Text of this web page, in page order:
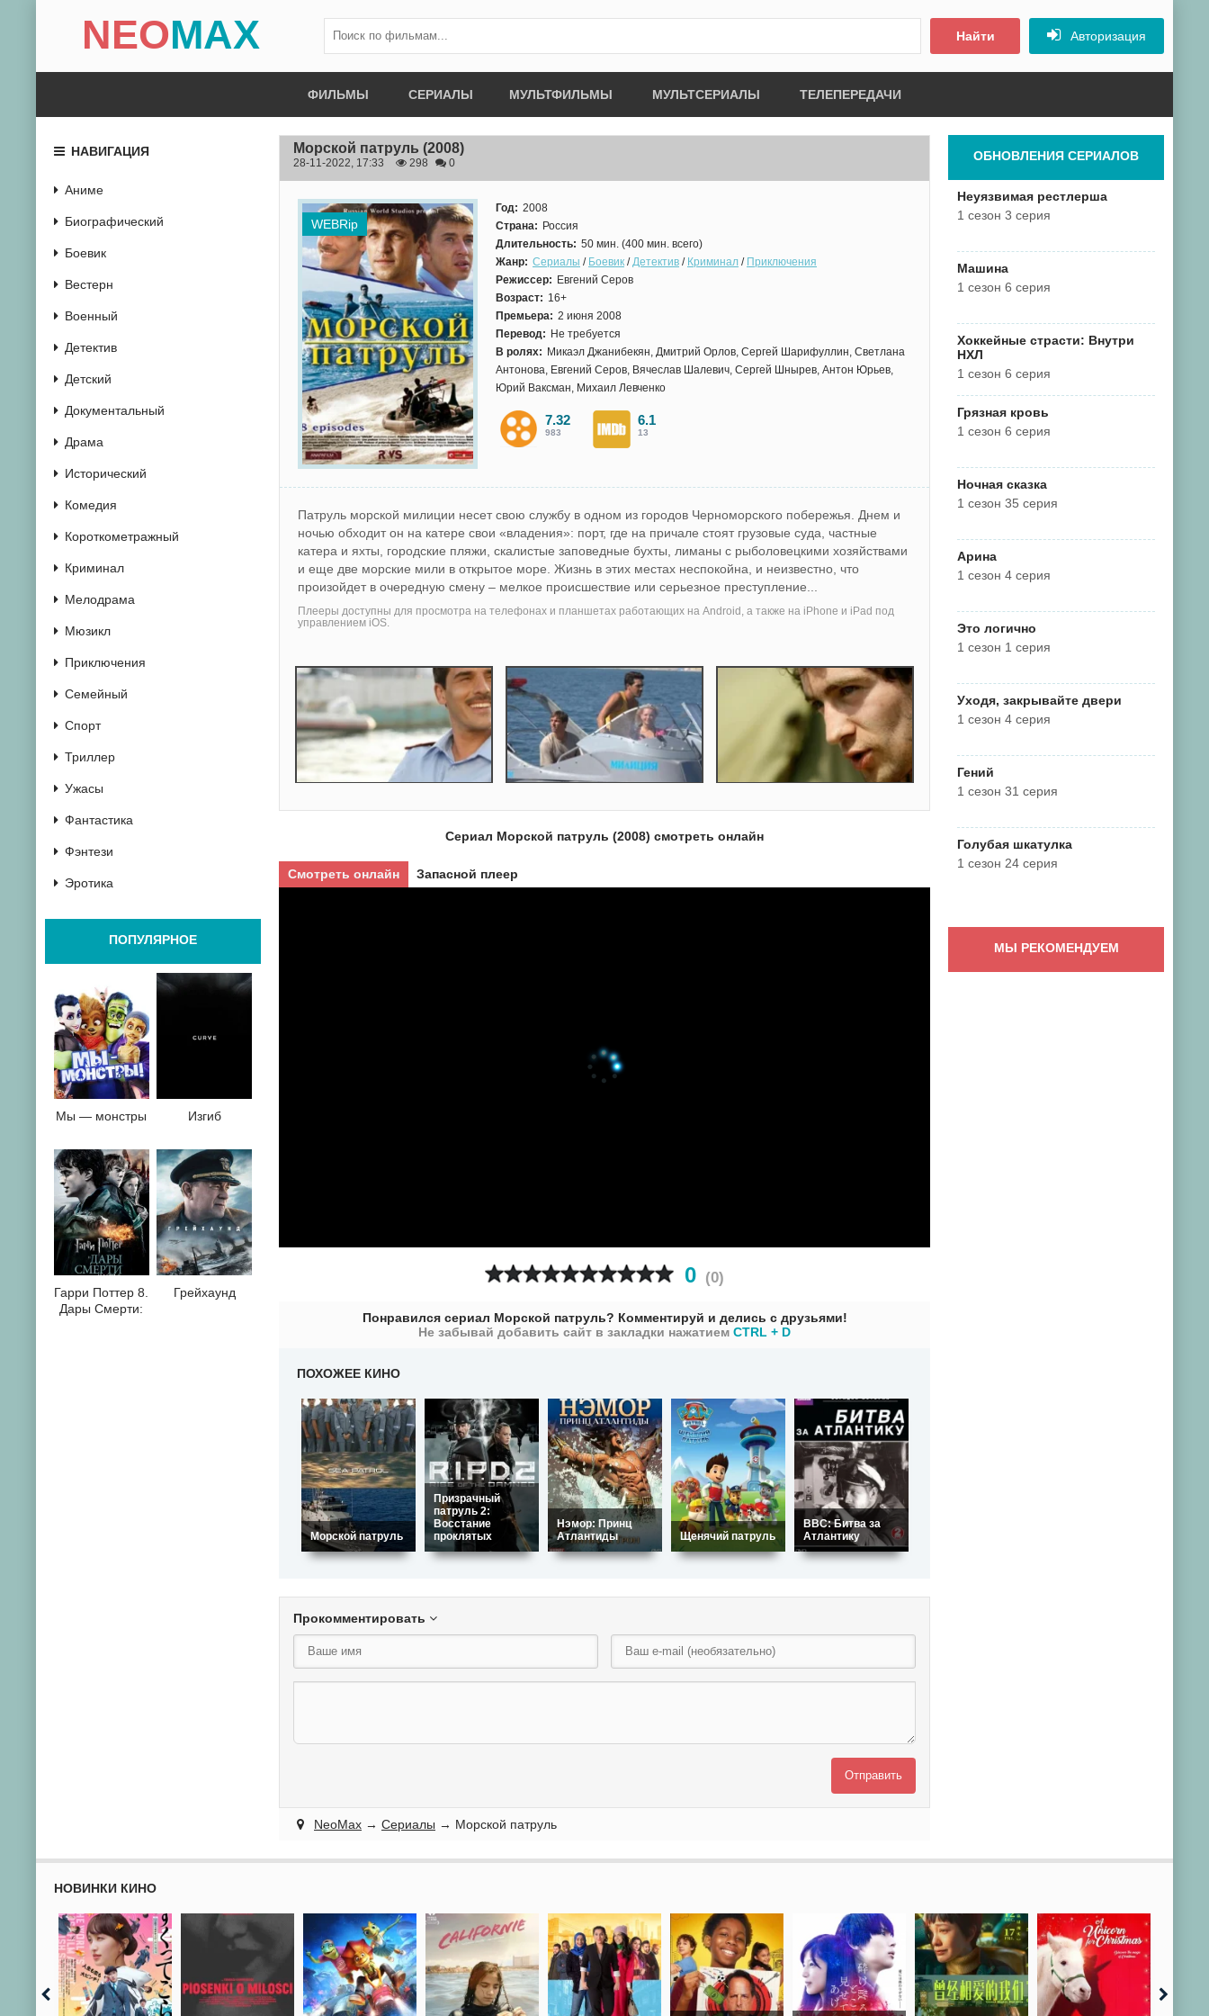
NEOMAX Найти Авторизация
ФИЛЬМЫ СЕРИАЛЫ МУЛЬТФИЛЬМЫ МУЛЬТСЕРИАЛЫ ТЕЛЕПЕРЕДАЧИ
Морской патруль (2008)
28-11-2022, 17:33 298 0
WEBRip
Год: 2008
Страна: Россия
Длительность: 50 мин. (400 мин. всего)
Жанр: Сериалы / Боевик /Детектив / Криминал / Приключения
Режиссер: Евгений Серов
Возраст: 16+
Премьера: 2 июня 2008
Перевод: Не требуется
В ролях: Микаэл Джанибекян, Дмитрий Орлов, Сергей Шарифуллин, Светлана
Антонова, Евгений Серов, Вячеслав Шалевич, Сергей Шнырев, Антон Юрьев,
Юрий Ваксман, Михаил Левченко
7.32
983
6.1
13
Патруль морской милиции несет свою службу в одном из городов Черноморского побережья. Днем и
ночью обходит он на катере свои «владения»: порт, где на причале стоят грузовые суда, частные
катера и яхты, городские пляжи, скалистые заповедные бухты, лиманы с рыболовецкими хозяйствами
и еще две морские мили в открытое море. Жизнь в этих местах неспокойна, и неизвестно, что
произойдет в очередную смену – мелкое происшествие или серьезное преступление...
Плееры доступны для просмотра на телефонах и планшетах работающих на Android, а также на iPhone и iPad под
управлением iOS.
Сериал Морской патруль (2008) смотреть онлайн
Смотреть онлайн Запасной плеер
01 2 5 6 7 8 9 0 (0)
Понравился сериал Морской патруль? Комментируй и делись с друзьями!
Не забывай добавить сайт в закладки нажатием CTRL + D
ПОХОЖЕЕ КИНО
Морской патруль
Призрачный
патруль 2:
Восстание
проклятых
Нэмор: Принц
Атлантиды
Щенячий патруль
BBC: Битва за
Атлантику
Прокомментировать
Отправить
NeoMax → Сериалы → Морской патруль
НАВИГАЦИЯ
Аниме
Биографический
Боевик
Вестерн
Военный
Детектив
Детский
Документальный
Драма
Исторический
Комедия
Короткометражный
Криминал
Мелодрама
Мюзикл
Приключения
Семейный
Спорт
Триллер
Ужасы
Фантастика
Фэнтези
Эротика
ПОПУЛЯРНОЕ
Мы — монстры Изгиб
Гарри Поттер 8.
Дары Смерти:
Грейхаунд
ОБНОВЛЕНИЯ СЕРИАЛОВ
Неуязвимая рестлерша
1 сезон 3 серия
Машина
1 сезон 6 серия
Хоккейные страсти: Внутри
НХЛ
1 сезон 6 серия
Грязная кровь
1 сезон 6 серия
Ночная сказка
1 сезон 35 серия
Арина
1 сезон 4 серия
Это логично
1 сезон 1 серия
Уходя, закрывайте двери
1 сезон 4 серия
Гений
1 сезон 31 серия
Голубая шкатулка
1 сезон 24 серия
МЫ РЕКОМЕНДУЕМ
НОВИНКИ КИНО